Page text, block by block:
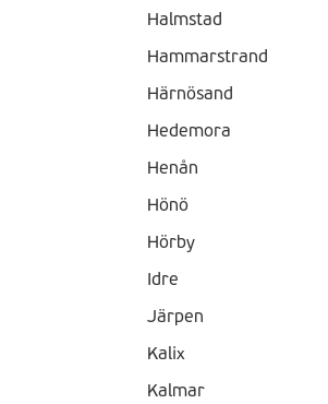
Halmstad
Hammarstrand
Härnösand
Hedemora
Henån
Hönö
Hörby
Idre
Järpen
Kalix
Kalmar